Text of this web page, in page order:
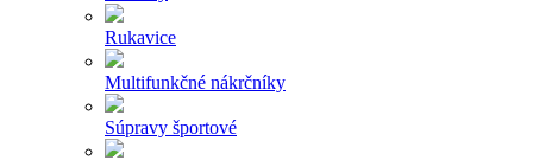
Rukavice
Multifunkčné nákrčníky
Súpravy športové